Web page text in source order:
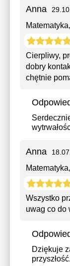
Anna
Matematyka
Cierpliwy,
dobry
chętnie
Anna
Matematyka
Wszystko
uwag co do
Dziękuje
przyszłość.